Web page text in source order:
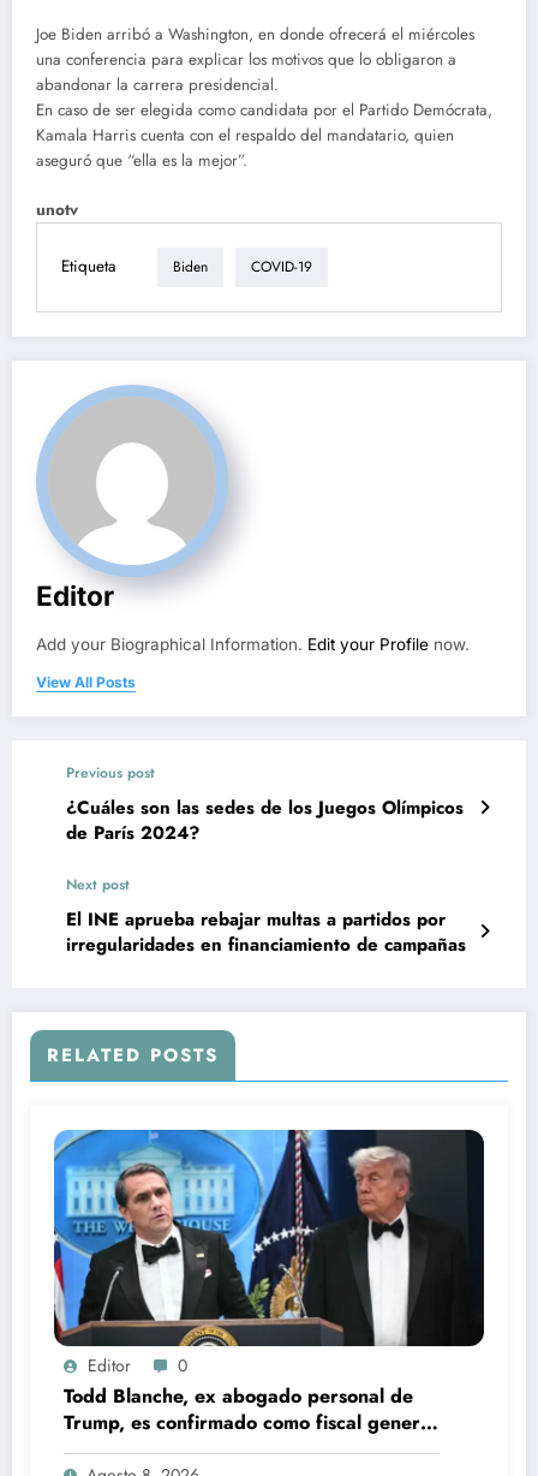
Joe Biden arribó a Washington, en donde ofrecerá el miércoles
una conferencia para explicar los motivos que lo obligaron a
abandonar la carrera presidencial.
En caso de ser elegida como candidata por el Partido Demócrata,
Kamala Harris cuenta con el respaldo del mandatario, quien
aseguró que “ella es la mejor”.
unotv
Etiqueta Biden COVID-19
Editor
Add your Biographical Information. Edit your Profile now.
View All Posts
Previous post
¿Cuáles son las sedes de los Juegos Olímpicos
de París 2024?
Next post
El INE aprueba rebajar multas a partidos por
irregularidades en financiamiento de campañas
RELATED POSTS
Editor 0
Todd Blanche, ex abogado personal de
Trump, es confirmado como fiscal general
de EU